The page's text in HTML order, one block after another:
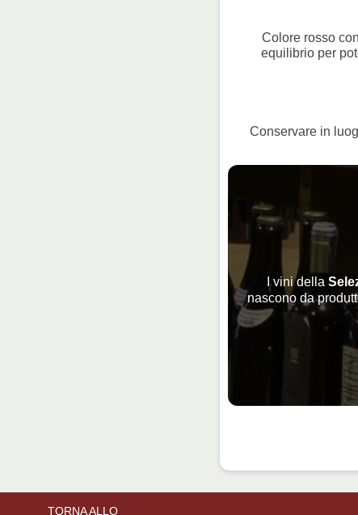
Colore rosso
equilibrio per
Conservare in
I vini della
nascono da
TORNA ALLO